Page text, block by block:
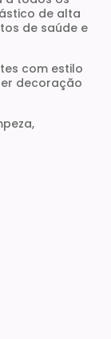
de alta
de saúde e
com estilo
decoração